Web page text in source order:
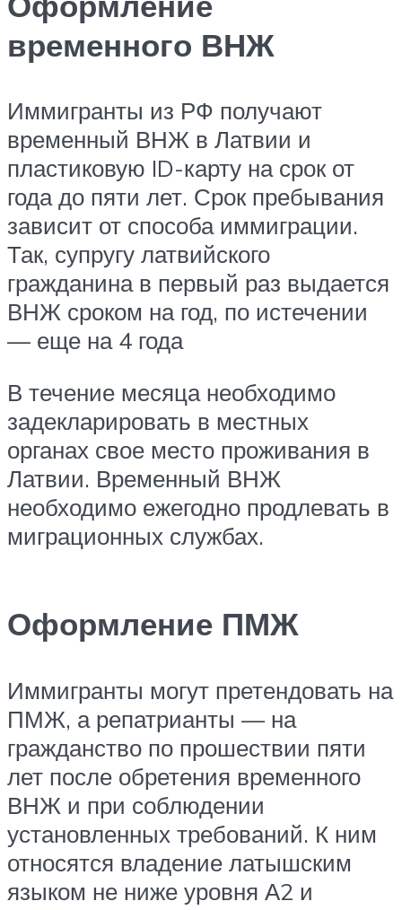
временного ВНЖ
Иммигранты из РФ получают
временный ВНЖ в Латвии и
пластиковую ID-карту на срок от
года до пяти лет. Срок пребывания
зависит от способа иммиграции.
Так, супругу латвийского
гражданина в первый раз выдается
ВНЖ сроком на год, по истечении
— еще на 4 года
В течение месяца необходимо
задекларировать в местных
органах свое место проживания в
Латвии. Временный ВНЖ
необходимо ежегодно продлевать в
миграционных службах.
Оформление ПМЖ
Иммигранты могут претендовать на
ПМЖ, а репатрианты — на
гражданство по прошествии пяти
лет после обретения временного
ВНЖ и при соблюдении
установленных требований. К ним
относятся владение латышским
языком не ниже уровня А2 и